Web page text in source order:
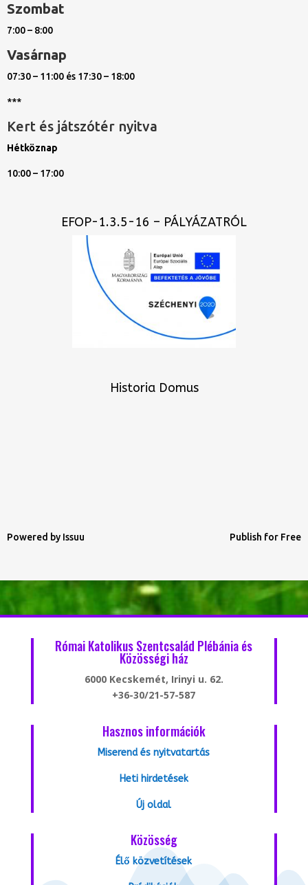
Szombat
7:00 – 8:00
Vasárnap
07:30 – 11:00 és 17:30 – 18:00
***
Kert és játszótér nyitva
Hétköznap
10:00 – 17:00
EFOP-1.3.5-16 – PÁLYÁZATRÓL
Historia Domus
Powered by Issuu Publish for Free
Római Katolikus Szentcsalád Plébánia és
Közösségi ház
6000 Kecskemét, Irinyi u. 62.
+36-30/21-57-587
Hasznos információk
Miserend és nyitvatartás
Heti hirdetések
Új oldal
Közösség
Élő közvetítések